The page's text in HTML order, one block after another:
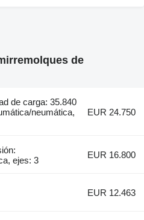
de
de carga: 35.840
neumática,
EUR 24.750
ejes: 3
EUR 16.800
EUR 12.463